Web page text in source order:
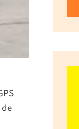
de